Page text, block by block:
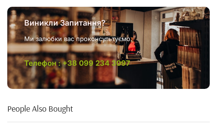
Виникли Запитання?
Ми залюбки вас проконсультуємо.
Телефон : +38 099 234 3097
People Also Bought